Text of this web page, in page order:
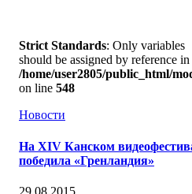
Strict Standards: Only variables
should be assigned by reference in
/home/user2805/public_html/
on line 548
Новости
На XIV Канском
победила «Гренландия»
29.08.2015